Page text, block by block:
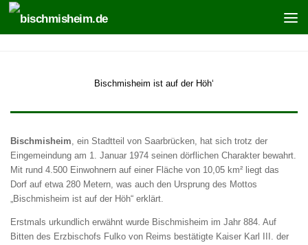
Zum Inhalt springen
Bischmisheim ist auf der Höh‘
Bischmisheim, ein Stadtteil von Saarbrücken, hat sich trotz der
Eingemeindung am 1. Januar 1974 seinen dörflichen Charakter bewahrt.
Mit rund 4.500 Einwohnern auf einer Fläche von 10,05 km² liegt das
Dorf auf etwa 280 Metern, was auch den Ursprung des Mottos
„Bischmisheim ist auf der Höh“ erklärt.
Erstmals urkundlich erwähnt wurde Bischmisheim im Jahr 884. Auf
Bitten des Erzbischofs Fulko von Reims bestätigte Kaiser Karl III. der